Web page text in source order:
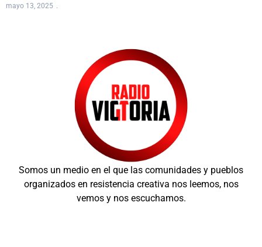
mayo 13, 2025
Somos un medio en el que las comunidades y pueblos
organizados en resistencia creativa nos leemos, nos
vemos y nos escuchamos.